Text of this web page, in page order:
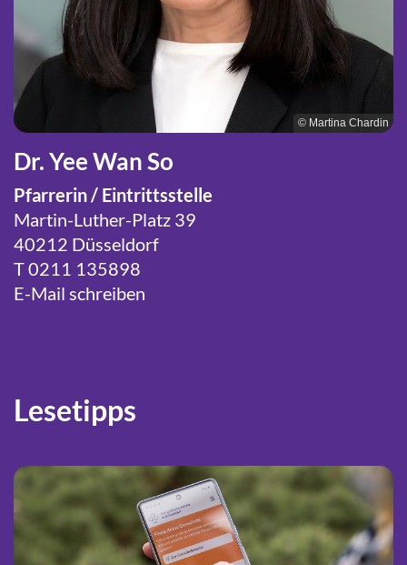
© Martina Chardin
Dr. Yee Wan So
Pfarrerin / Eintrittsstelle
Martin-Luther-Platz 39
40212 Düsseldorf
T0211 135898
E-Mail schreiben
Lesetipps